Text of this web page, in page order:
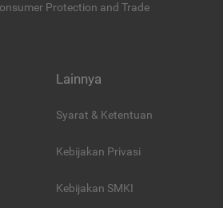
Protection and Trade
Lainnya
Syarat & Ketentuan
Kebijakan Privasi
Kebijakan SMKI